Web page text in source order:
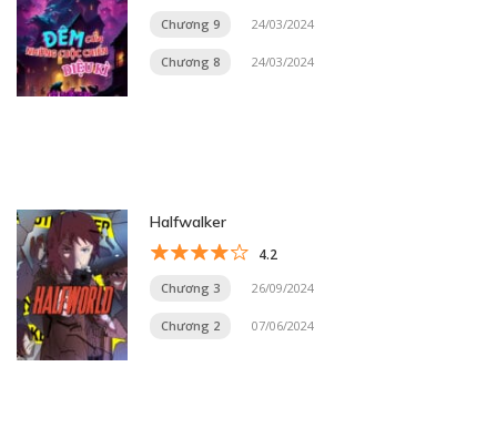
Chương 9 24/03/2024
Chương 8 24/03/2024
Halfwalker
4.2
Chương 3 26/09/2024
Chương 2 07/06/2024